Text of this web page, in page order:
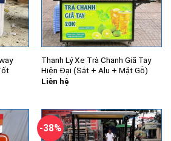
Thanh Lý Xe Trà Chanh Giã Tay
Hiện Đại (Sắt + Alu + Mặt Gỗ)
Liên hệ
-38%